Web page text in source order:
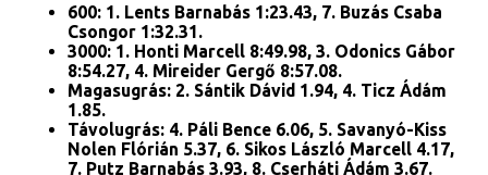
600: 1. Lents Barnabás 1:23.43, 7. Buzás Csaba
Csongor 1:32.31.
3000: 1. Honti Marcell 8:49.98, 3. Odonics Gábor
8:54.27, 4. Mireider Gergő 8:57.08.
Magasugrás: 2. Sántik Dávid 1.94, 4. Ticz Ádám
1.85.
Távolugrás: 4. Páli Bence 6.06, 5. Savanyó-Kiss
Nolen Flórián 5.37, 6. Sikos László Marcell 4.17,
7. Putz Barnabás 3.93, 8. Cserháti Ádám 3.67.